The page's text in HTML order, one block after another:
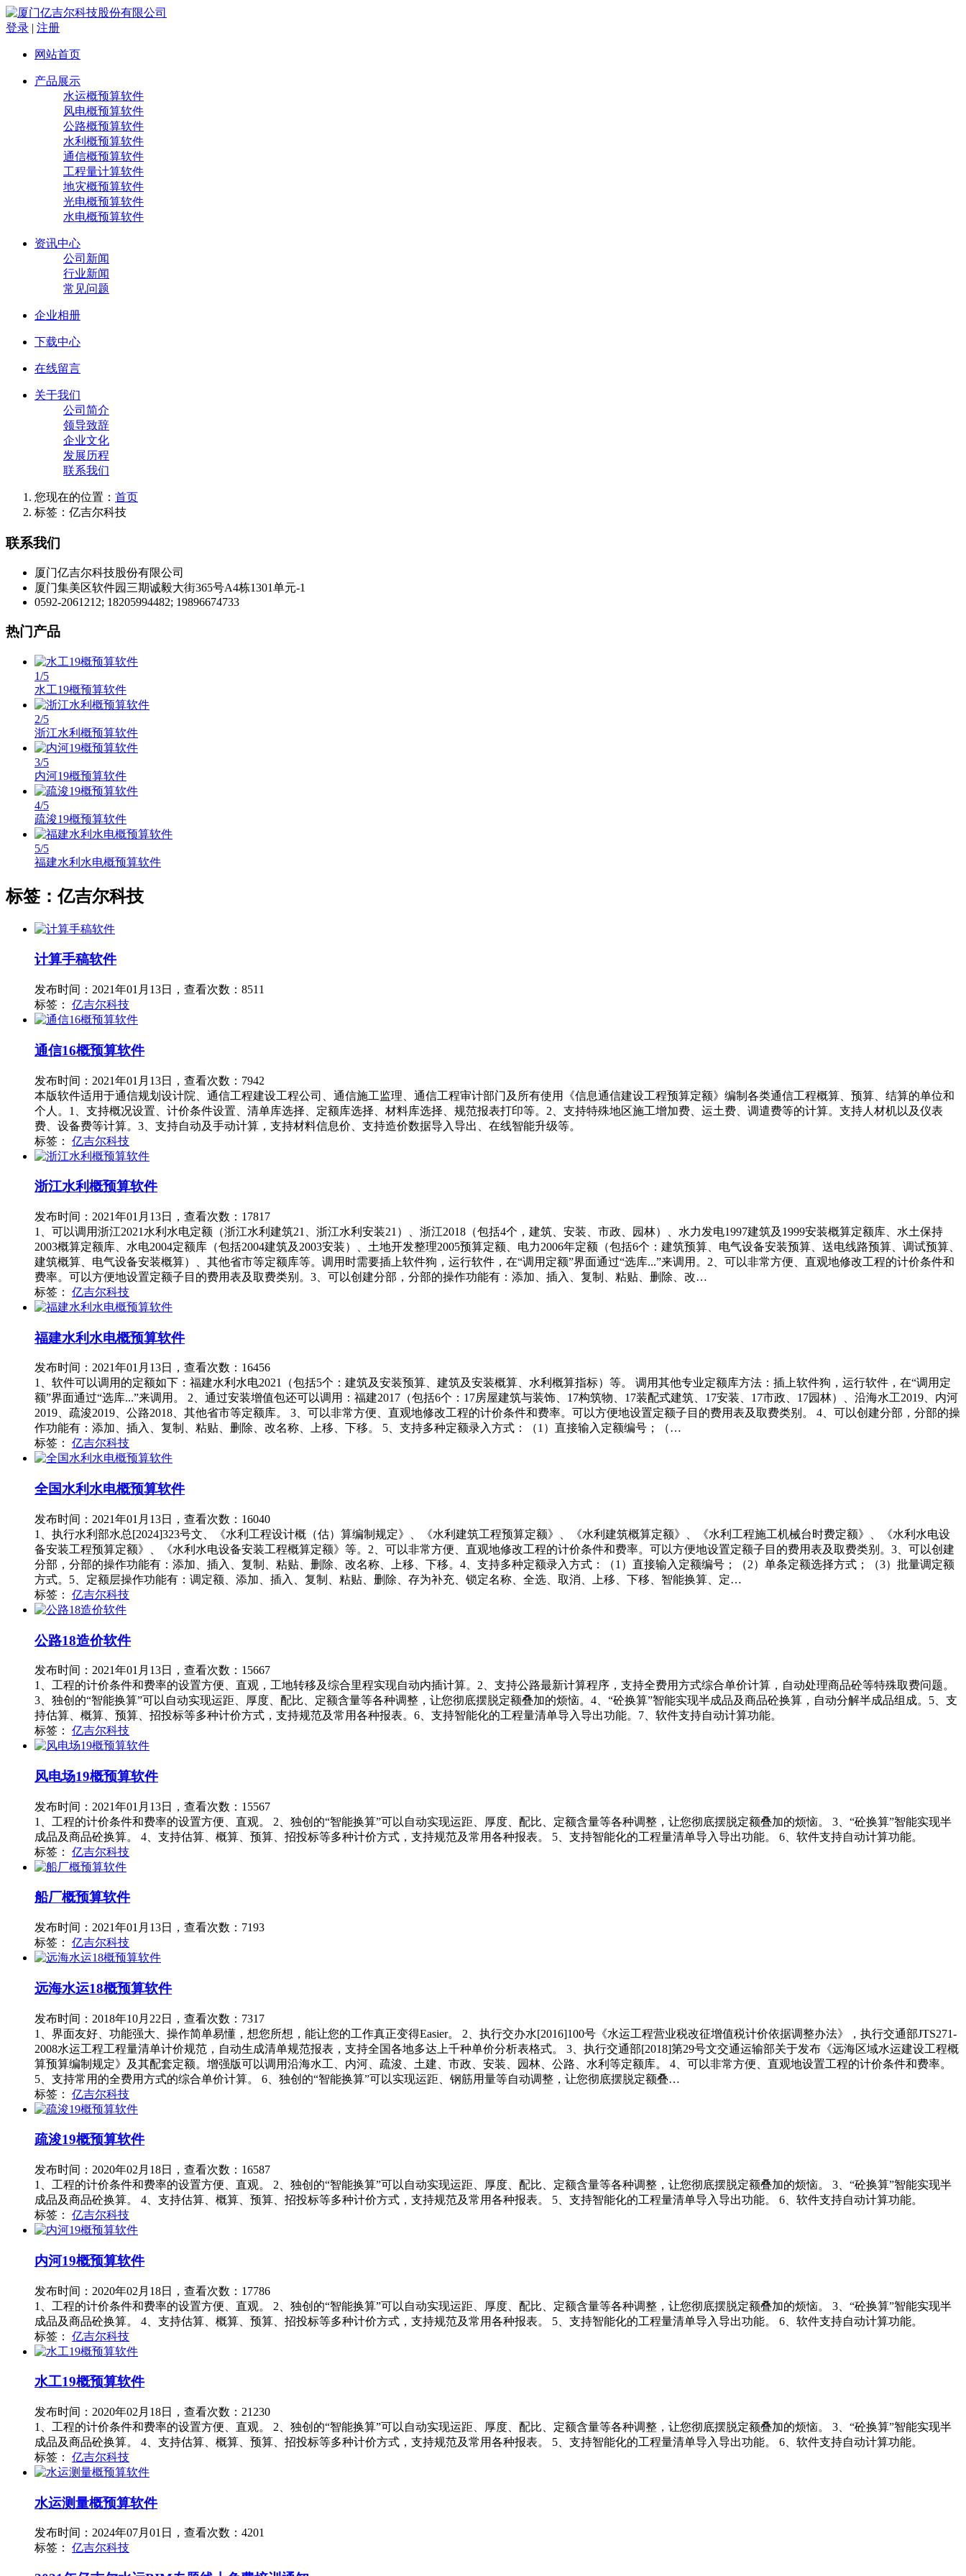
登录 | 注册
网站首页
产品展示
水运概预算软件
风电概预算软件
公路概预算软件
水利概预算软件
通信概预算软件
工程量计算软件
地灾概预算软件
光电概预算软件
水电概预算软件
资讯中心
公司新闻
行业新闻
常见问题
企业相册
下载中心
在线留言
关于我们
公司简介
领导致辞
企业文化
发展历程
联系我们
您现在的位置： 首页
标签：亿吉尔科技
联系我们
厦门亿吉尔科技股份有限公司
厦门集美区软件园三期诚毅大街365号A4栋1301单元-1
0592-2061212; 18205994482; 19896674733
热门产品
1/5
水工19概预算软件
2/5
浙江水利概预算软件
3/5
内河19概预算软件
4/5
疏浚19概预算软件
5/5
福建水利水电概预算软件
标签：亿吉尔科技
计算手稿软件
发布时间：2021年01月13日，查看次数：8511
标签： 亿吉尔科技
通信16概预算软件
发布时间：2021年01月13日，查看次数：7942
本版软件适用于通信规划设计院、通信工程建设工程公司、通信施工监理、通信工程审计部门及所有使用《信息通信建设工程预算定额》编制各类通信工程概算、预算、结算的单位和
个人。1、支持概况设置、计价条件设置、清单库选择、定额库选择、材料库选择、规范报表打印等。2、支持特殊地区施工增加费、运土费、调遣费等的计算。支持人材机以及仪表
费、设备费等计算。3、支持自动及手动计算，支持材料信息价、支持造价数据导入导出、在线智能升级等。
标签： 亿吉尔科技
浙江水利概预算软件
发布时间：2021年01月13日，查看次数：17817
1、可以调用浙江2021水利水电定额（浙江水利建筑21、浙江水利安装21）、浙江2018（包括4个，建筑、安装、市政、园林）、水力发电1997建筑及1999安装概算定额库、水土保持
2003概算定额库、水电2004定额库（包括2004建筑及2003安装）、土地开发整理2005预算定额、电力2006年定额（包括6个：建筑预算、电气设备安装预算、送电线路预算、调试预算、
建筑概算、电气设备安装概算）、其他省市等定额库等。调用时需要插上软件狗，运行软件，在“调用定额”界面通过“选库...”来调用。2、可以非常方便、直观地修改工程的计价条件和
费率。可以方便地设置定额子目的费用表及取费类别。3、可以创建分部，分部的操作功能有：添加、插入、复制、粘贴、删除、改…
标签： 亿吉尔科技
福建水利水电概预算软件
发布时间：2021年01月13日，查看次数：16456
1、软件可以调用的定额如下：福建水利水电2021（包括5个：建筑及安装预算、建筑及安装概算、水利概算指标）等。 调用其他专业定额库方法：插上软件狗，运行软件，在“调用定
额”界面通过“选库...”来调用。 2、通过安装增值包还可以调用：福建2017（包括6个：17房屋建筑与装饰、17构筑物、17装配式建筑、17安装、17市政、17园林）、沿海水工2019、内河
2019、疏浚2019、公路2018、其他省市等定额库。 3、可以非常方便、直观地修改工程的计价条件和费率。可以方便地设置定额子目的费用表及取费类别。 4、可以创建分部，分部的操
作功能有：添加、插入、复制、粘贴、删除、改名称、上移、下移。 5、支持多种定额录入方式：（1）直接输入定额编号；（…
标签： 亿吉尔科技
全国水利水电概预算软件
发布时间：2021年01月13日，查看次数：16040
1、执行水利部水总[2024]323号文、《水利工程设计概（估）算编制规定》、《水利建筑工程预算定额》、《水利建筑概算定额》、《水利工程施工机械台时费定额》、《水利水电设
备安装工程预算定额》、《水利水电设备安装工程概算定额》等。2、可以非常方便、直观地修改工程的计价条件和费率。可以方便地设置定额子目的费用表及取费类别。3、可以创建
分部，分部的操作功能有：添加、插入、复制、粘贴、删除、改名称、上移、下移。4、支持多种定额录入方式：（1）直接输入定额编号；（2）单条定额选择方式；（3）批量调定额
方式。5、定额层操作功能有：调定额、添加、插入、复制、粘贴、删除、存为补充、锁定名称、全选、取消、上移、下移、智能换算、定…
标签： 亿吉尔科技
公路18造价软件
发布时间：2021年01月13日，查看次数：15667
1、工程的计价条件和费率的设置方便、直观，工地转移及综合里程实现自动内插计算。2、支持公路最新计算程序，支持全费用方式综合单价计算，自动处理商品砼等特殊取费问题。
3、独创的“智能换算”可以自动实现运距、厚度、配比、定额含量等各种调整，让您彻底摆脱定额叠加的烦恼。4、“砼换算”智能实现半成品及商品砼换算，自动分解半成品组成。5、支
持估算、概算、预算、招投标等多种计价方式，支持规范及常用各种报表。6、支持智能化的工程量清单导入导出功能。7、软件支持自动计算功能。
标签： 亿吉尔科技
风电场19概预算软件
发布时间：2021年01月13日，查看次数：15567
1、工程的计价条件和费率的设置方便、直观。 2、独创的“智能换算”可以自动实现运距、厚度、配比、定额含量等各种调整，让您彻底摆脱定额叠加的烦恼。 3、“砼换算”智能实现半
成品及商品砼换算。 4、支持估算、概算、预算、招投标等多种计价方式，支持规范及常用各种报表。 5、支持智能化的工程量清单导入导出功能。 6、软件支持自动计算功能。
标签： 亿吉尔科技
船厂概预算软件
发布时间：2021年01月13日，查看次数：7193
标签： 亿吉尔科技
远海水运18概预算软件
发布时间：2018年10月22日，查看次数：7317
1、界面友好、功能强大、操作简单易懂，想您所想，能让您的工作真正变得Easier。 2、执行交办水[2016]100号《水运工程营业税改征增值税计价依据调整办法》，执行交通部JTS271-
2008水运工程工程量清单计价规范，自动生成清单规范报表，支持全国各地多达上千种单价分析表格式。 3、执行交通部[2018]第29号文交通运输部关于发布《远海区域水运建设工程概
算预算编制规定》及其配套定额。增强版可以调用沿海水工、内河、疏浚、土建、市政、安装、园林、公路、水利等定额库。 4、可以非常方便、直观地设置工程的计价条件和费率。
5、支持常用的全费用方式的综合单价计算。 6、独创的“智能换算”可以实现运距、钢筋用量等自动调整，让您彻底摆脱定额叠…
标签： 亿吉尔科技
疏浚19概预算软件
发布时间：2020年02月18日，查看次数：16587
1、工程的计价条件和费率的设置方便、直观。 2、独创的“智能换算”可以自动实现运距、厚度、配比、定额含量等各种调整，让您彻底摆脱定额叠加的烦恼。 3、“砼换算”智能实现半
成品及商品砼换算。 4、支持估算、概算、预算、招投标等多种计价方式，支持规范及常用各种报表。 5、支持智能化的工程量清单导入导出功能。 6、软件支持自动计算功能。
标签： 亿吉尔科技
内河19概预算软件
发布时间：2020年02月18日，查看次数：17786
1、工程的计价条件和费率的设置方便、直观。 2、独创的“智能换算”可以自动实现运距、厚度、配比、定额含量等各种调整，让您彻底摆脱定额叠加的烦恼。 3、“砼换算”智能实现半
成品及商品砼换算。 4、支持估算、概算、预算、招投标等多种计价方式，支持规范及常用各种报表。 5、支持智能化的工程量清单导入导出功能。 6、软件支持自动计算功能。
标签： 亿吉尔科技
水工19概预算软件
发布时间：2020年02月18日，查看次数：21230
1、工程的计价条件和费率的设置方便、直观。 2、独创的“智能换算”可以自动实现运距、厚度、配比、定额含量等各种调整，让您彻底摆脱定额叠加的烦恼。 3、“砼换算”智能实现半
成品及商品砼换算。 4、支持估算、概算、预算、招投标等多种计价方式，支持规范及常用各种报表。 5、支持智能化的工程量清单导入导出功能。 6、软件支持自动计算功能。
标签： 亿吉尔科技
水运测量概预算软件
发布时间：2024年07月01日，查看次数：4201
标签： 亿吉尔科技